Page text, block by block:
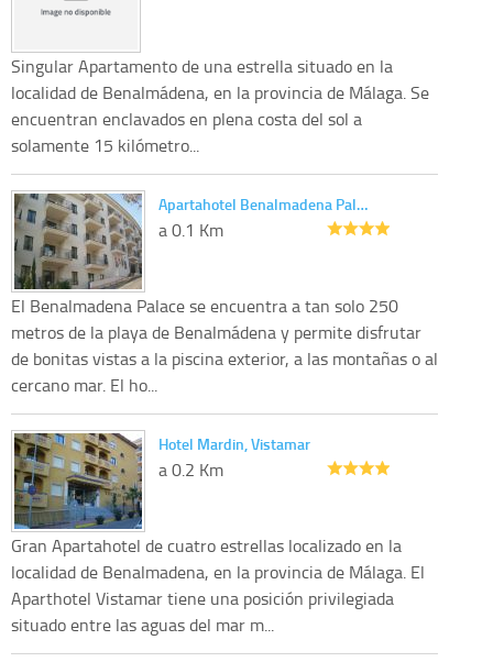
Singular Apartamento de una estrella situado en la
localidad de Benalmádena, en la provincia de Málaga. Se
encuentran enclavados en plena costa del sol a
solamente 15 kilómetro...
Apartahotel Benalmadena Pal…
a 0.1 Km
El Benalmadena Palace se encuentra a tan solo 250
metros de la playa de Benalmádena y permite disfrutar
de bonitas vistas a la piscina exterior, a las montañas o al
cercano mar. El ho...
Hotel Mardin, Vistamar
a 0.2 Km
Gran Apartahotel de cuatro estrellas localizado en la
localidad de Benalmadena, en la provincia de Málaga. El
Aparthotel Vistamar tiene una posición privilegiada
situado entre las aguas del mar m...